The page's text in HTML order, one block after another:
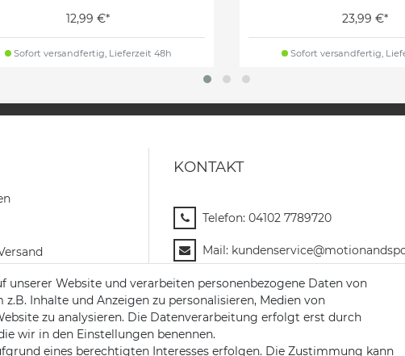
12,99 €*
Sofort versandfertig, Lieferzeit 48h
23,99 €*
Sofort versandfertig,
KONTAKT
Telefon: 04102 7789720
Mail:
Jochim-Klindt-Str. 5
22926 Ahrensburg
unserer Website und verarbeiten personenbezogene Daten von
Inhalte und Anzeigen zu personalisieren, Medien von
zu analysieren. Die Datenverarbeitung erfolgt erst durch
wir in den Einstellungen benennen.
eines berechtigten Interesses erfolgen. Die Zustimmung kann